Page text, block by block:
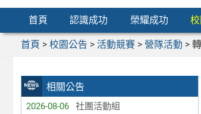
首頁 認識成功 榮耀成功
首頁 > 校園公告 > 活動競賽> 營隊活動 >
相關公告
2026-08-06 社團活動組